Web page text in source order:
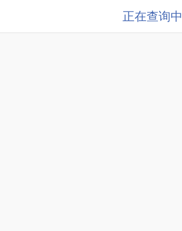
正在查询中